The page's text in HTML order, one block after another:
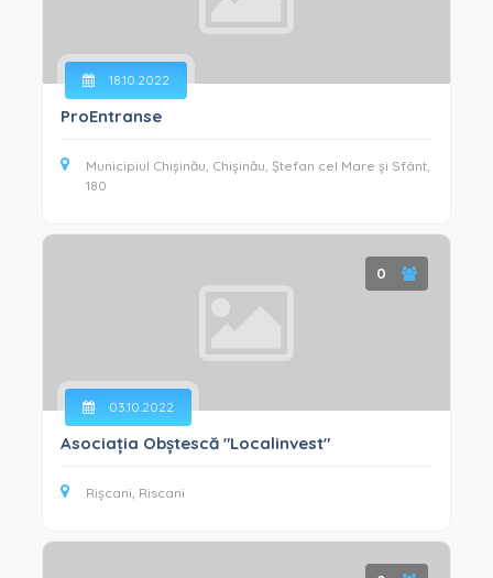
18.10.2022
ProEntranse
Municipiul Chișinău, Chișinău, Ștefan cel Mare și Sfânt,
180
0
03.10.2022
Asociația Obștescă "Localinvest"
Rișcani, Riscani